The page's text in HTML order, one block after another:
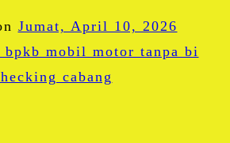
Jumat, April 10, 2026